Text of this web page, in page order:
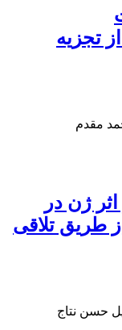
تجزیه
مقدم
ژن در
طریق تلاقی
حسن نتاج